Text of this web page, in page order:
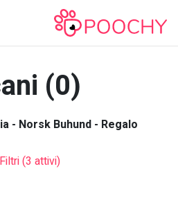
(0)
- Norsk Buhund - Regalo
Filtri (3 attivi)